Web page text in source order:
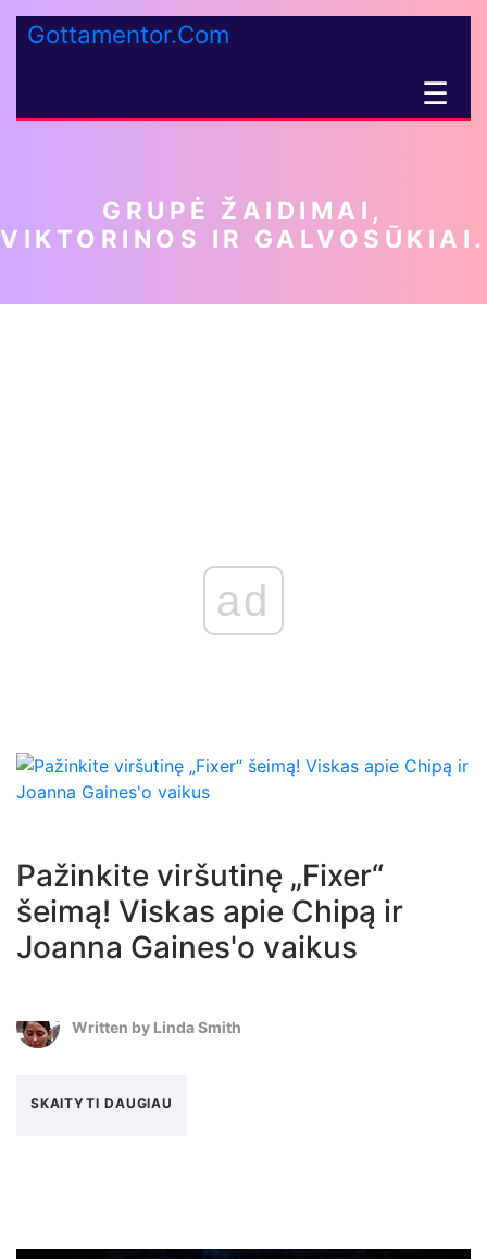
Gottamentor.Com
☰
GRUPĖ ŽAIDIMAI,
VIKTORINOS IR GALVOSŪKIAI.
ad
Pažinkite viršutinę „Fixer“
šeimą! Viskas apie Chipą ir
Joanna Gaines'o vaikus
Written by Linda Smith
SKAITYTI DAUGIAU